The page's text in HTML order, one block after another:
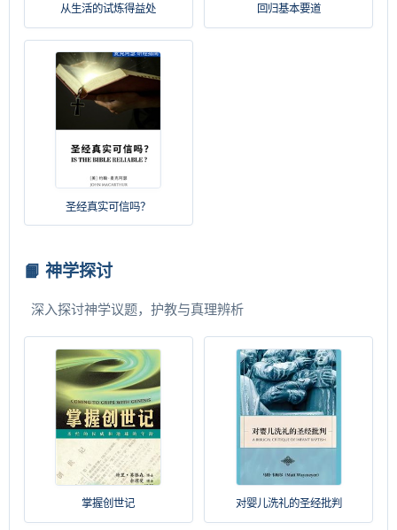
从生活的试炼得益处 回归基本要道
圣经真实可信吗？
📙 神学探讨
深入探讨神学议题，护教与真理辨析
掌握创世记 对婴儿洗礼的圣经批判